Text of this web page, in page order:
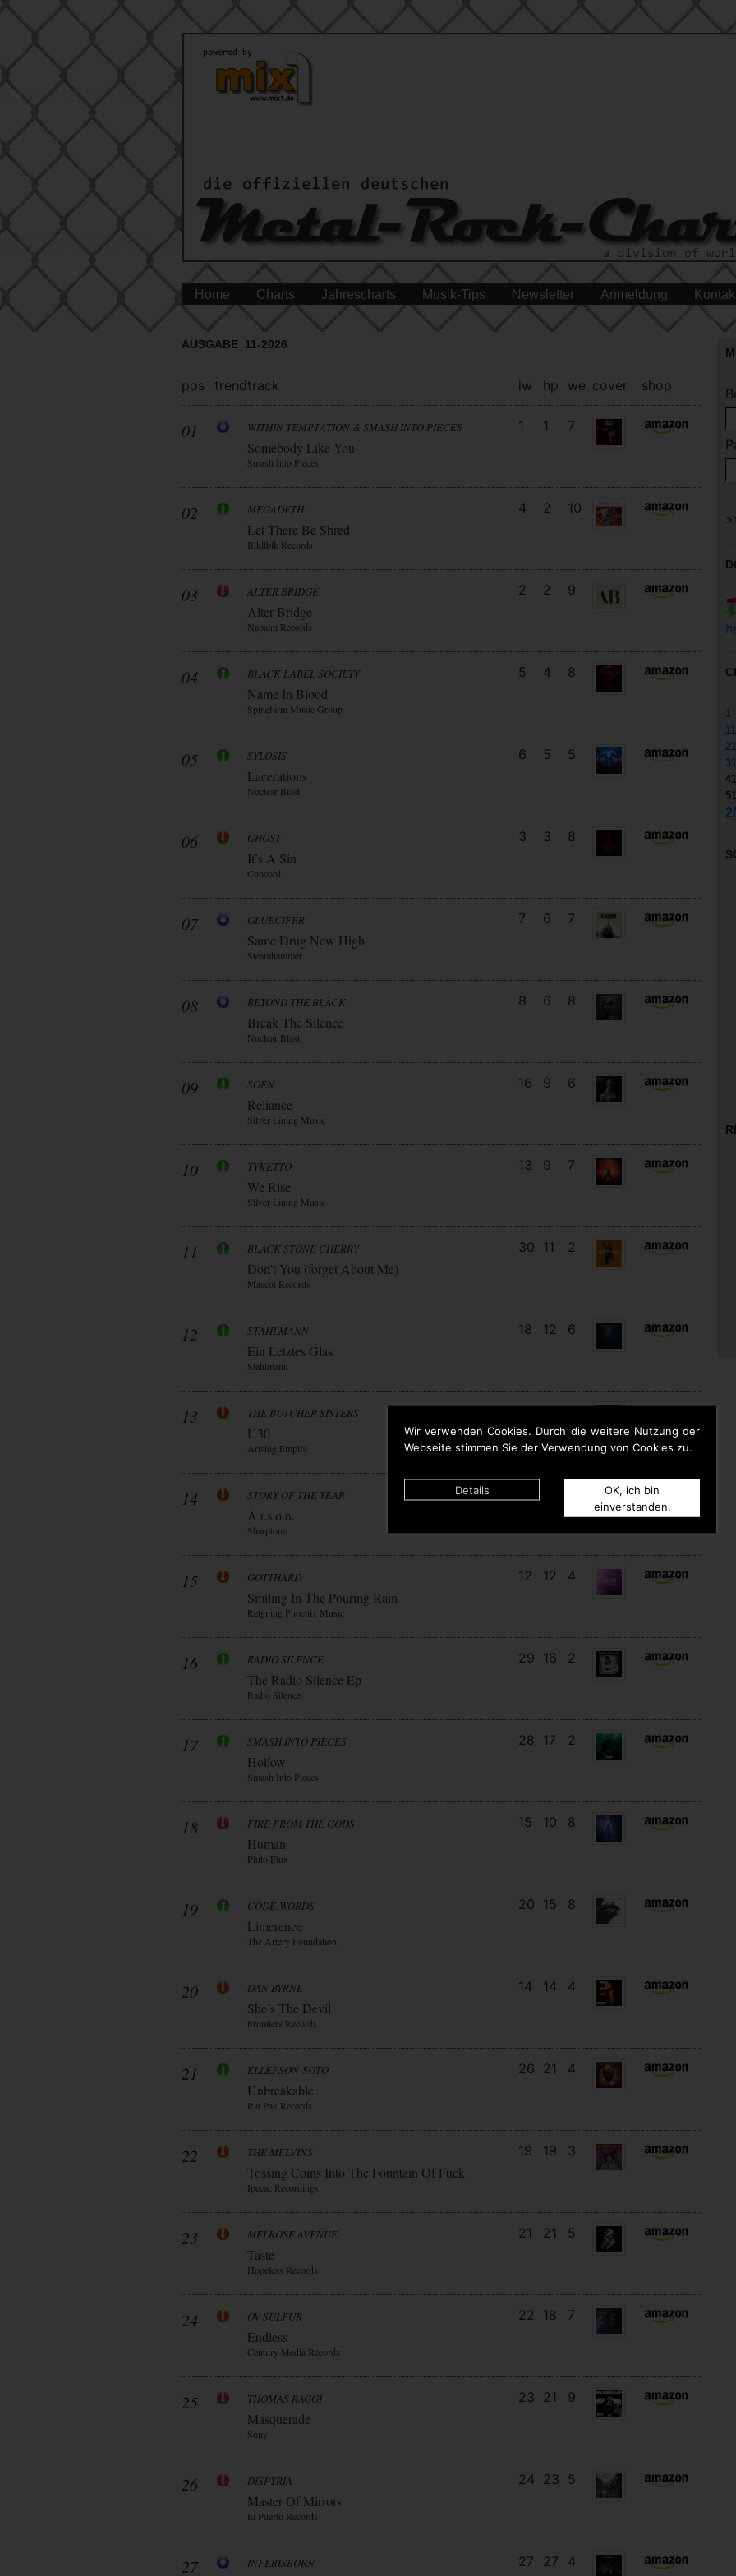
Wir verwenden Cookies. Durch die weitere Nutzung der
Webseite stimmen Sie der Verwendung von Cookies zu.
Details
OK, ich bin
einverstanden.
Home Charts Jahrescharts Musik-Tips Newsletter Anmeldung
AUSGABE 11-2026
pos trendtrack lw hp we cover shop
01 WITHIN TEMPTATION & SMASH INTO PIECES
Somebody Like You
Smash Into Pieces
1 1 7
02 MEGADETH
Let There Be Shred
Blkllblk Records
4 2 10
03 ALTER BRIDGE
Alter Bridge
Napalm Records
2 2 9
04 BLACK LABEL SOCIETY
Name In Blood
Spinefarm Music Group
5 4 8
05 SYLOSIS
Lacerations
Nuclear Blast
6 5 5
06 GHOST
It’s A Sin
Concord
3 3 8
07 GLUECIFER
Same Drug New High
Steamhammer
7 6 7
08 BEYOND THE BLACK
Break The Silence
Nuclear Blast
8 6 8
09 SOEN
Reliance
Silver Lining Music
16 9 6
10 TYKETTO
We Rise
Silver Lining Music
13 9 7
11 BLACK STONE CHERRY
Don’t You (forget About Me)
Mascot Records
30 11 2
12 STAHLMANN
Ein Letztes Glas
Stahlmann
18 12 6
13 THE BUTCHER SISTERS
Ü30
Arising Empire
10 10 8
14 STORY OF THE YEAR
A.r.s.o.n.
Sharptone
15 GOTTHARD
Smiling In The Pouring Rain
Reigning Phoenix Music
12 12 4
16 RADIO SILENCE
The Radio Silence Ep
Radio Silence
29 16 2
17 SMASH INTO PIECES
Hollow
Smash Into Pieces
28 17 2
18 FIRE FROM THE GODS
Human
Pluto Flux
15 10 8
19 CODE:WORDS
Limerence
The Artery Foundation
20 15 8
20 DAN BYRNE
She’s The Devil
Frontiers Records
14 14 4
21 ELLEFSON-SOTO
Unbreakable
Rat Pak Records
26 21 4
22 THE MELVINS
Tossing Coins Into The Fountain Of Fuck
Ipecac Recordings
19 19 3
23 MELROSE AVENUE
Taste
Hopeless Records
21 21 5
24 OV SULFUR
Endless
Century Media Records
22 18 7
25 THOMAS RAGGI
Masquerade
Sony
23 21 9
26 DISPYRIA
Master Of Mirrors
El Puerto Records
24 23 5
27 INFERISBORN 27 27 4
1
11
21
31
41
51